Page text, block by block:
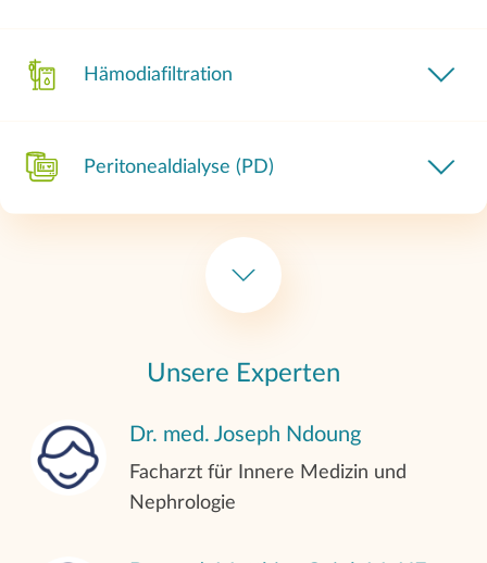
Hämodiafiltration
Peritonealdialyse (PD)
(Hypertonie)
Feriendialyse/Urlaubsdialyse
Unsere Experten
Dr. med. Joseph Ndoung
Facharzt für Innere Medizin und
Nephrologie